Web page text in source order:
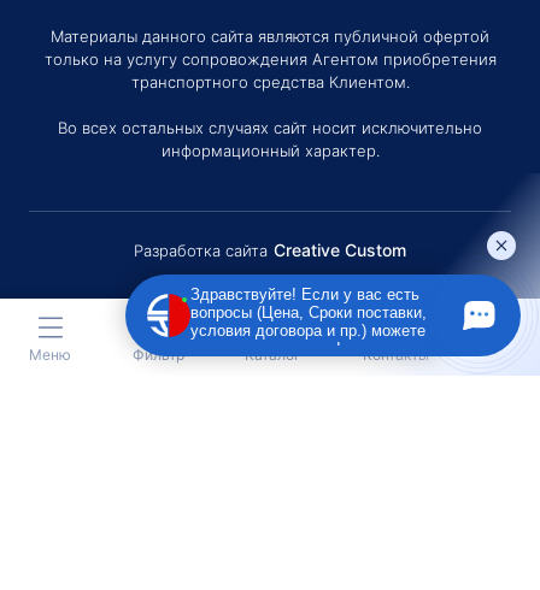
Материалы данного сайта являются публичной офертой
только на услугу сопровождения Агентом приобретения
транспортного средства Клиентом.
Во всех остальных случаях сайт носит исключительно
информационный характер.
Разработка сайта Creative Custom
Меню Фильтр Каталог Контакты
Здравствуйте! Если у вас есть
вопросы (Цена, Сроки поставки,
условия договора и пр.) можете
задать их мне в чат!